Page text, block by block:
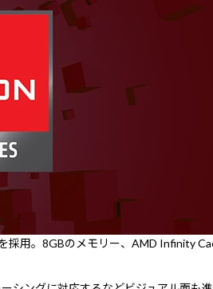
採用。8GBのメモリー、AMD Infinity